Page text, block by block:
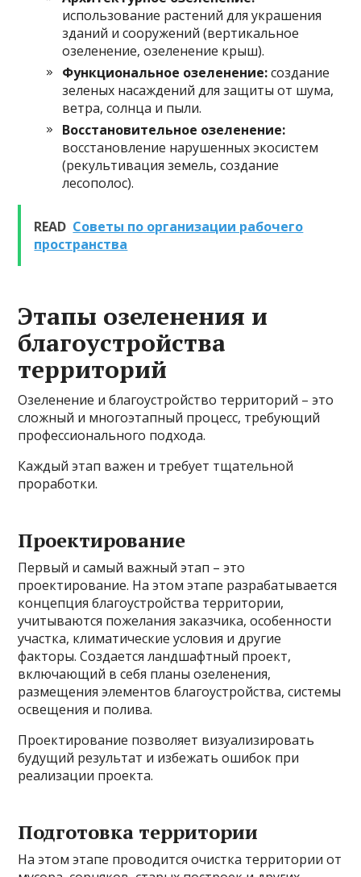
использование растений для украшения
зданий и сооружений (вертикальное
озеленение, озеленение крыш).
Функциональное озеленение:создание
зеленых насаждений для защиты от шума,
ветра, солнца и пыли.
Восстановительное озеленение:
восстановление нарушенных экосистем
(рекультивация земель, создание
лесополос).
READ Советы по организации рабочего
пространства
Этапы озеленения и
благоустройства
территорий
Озеленение и благоустройство территорий – это
сложный и многоэтапный процесс, требующий
профессионального подхода.
Каждый этап важен и требует тщательной
проработки.
Проектирование
Первый и самый важный этап – это
проектирование. На этом этапе разрабатывается
концепция благоустройства территории,
учитываются пожелания заказчика, особенности
участка, климатические условия и другие
факторы. Создается ландшафтный проект,
включающий в себя планы озеленения,
размещения элементов благоустройства, системы
освещения и полива.
Проектирование позволяет визуализировать
будущий результат и избежать ошибок при
реализации проекта.
Подготовка территории
На этом этапе проводится очистка территории от